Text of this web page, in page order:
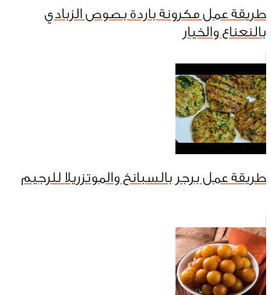
طريقة عمل مكرونة باردة بصوص الزبادي
بالنعناع والخيار
طريقة عمل برجر بالسبانخ والموتزريلا للرجيم